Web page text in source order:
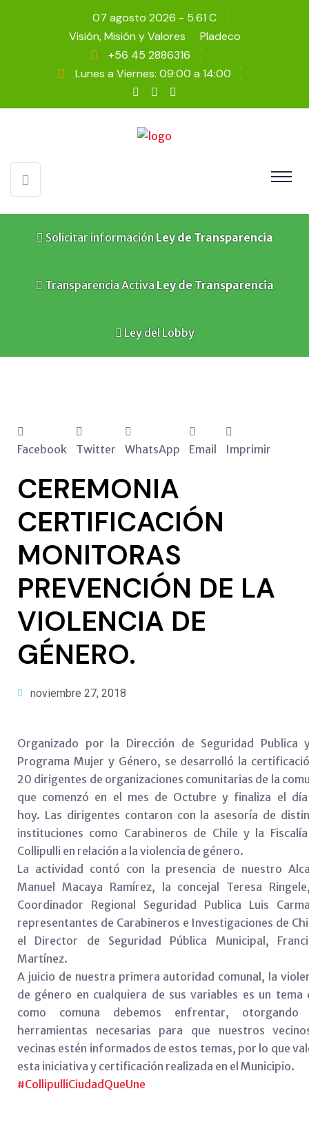
07 agosto 2026 - 5.61 C
Visión, Misión y Valores
Pladeco
+56 45 2886316
Lunes a Viernes: 09:00 a 14:00
Solicitar informaciónLey de Transparencia
Transparencia ActivaLey de Transparencia
Ley del Lobby
Facebook Twitter WhatsApp Email Imprimir
CEREMONIA
CERTIFICACIÓN
MONITORAS
PREVENCIÓN DE LA
VIOLENCIA DE
GÉNERO.
noviembre 27, 2018
Organizado por la Dirección de Seguridad Publica
Programa Mujer y Género, se desarrolló la
20 dirigentes de organizaciones comunitarias de la
que comenzó en el mes de Octubre y finaliza el
hoy. Las dirigentes contaron con la asesoría de
instituciones como Carabineros de Chile y la
Collipulli en relación a la violencia de género.
La actividad contó con la presencia de nuestro
Manuel Macaya Ramírez, la concejal Teresa
Coordinador Regional Seguridad Publica Luis
representantes de Carabineros e Investigaciones de
el Director de Seguridad Pública Municipal,
Martínez.
A juicio de nuestra primera autoridad comunal, la
de género en cualquiera de sus variables es un tema
como comuna debemos enfrentar, otorgando
herramientas necesarias para que nuestros
vecinas estén informados de estos temas, por lo que
esta iniciativa y certificación realizada en el Municipio.
#CollipulliCiudadQueUne